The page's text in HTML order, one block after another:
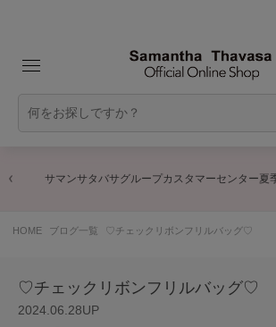
商品に関するお詫びとお知らせ
HOME ブログ一覧 ♡チェックリボンフリルバッグ♡
♡チェックリボンフリルバッグ♡
2024.06.28UP